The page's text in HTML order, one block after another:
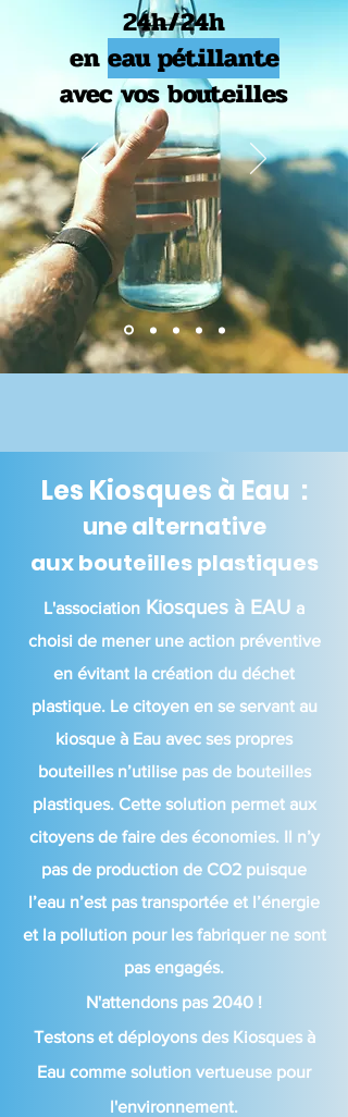
24h/24h
eneau pétillante
avec vos bouteilles
Les Kiosques à Eau :
une alternative
aux bouteilles plastiques
L'association Kiosques à EAU a
choisi de mener une action préventive
en évitant la création du déchet
plastique. Le citoyen en se servant au
kiosque à Eau avec ses propres
bouteilles n’utilise pas de bouteilles
plastiques. Cette solution permet aux
citoyens de faire des économies. Il n’y
pas de production de CO2 puisque
l’eau n’est pas transportée et l’énergie
et la pollution pour les fabriquer ne sont
pas engagés.
N'attendons pas 2040 !
Testons et déployonsdes Kiosques à
Eau comme solution vertueuse pour
l'environnement.